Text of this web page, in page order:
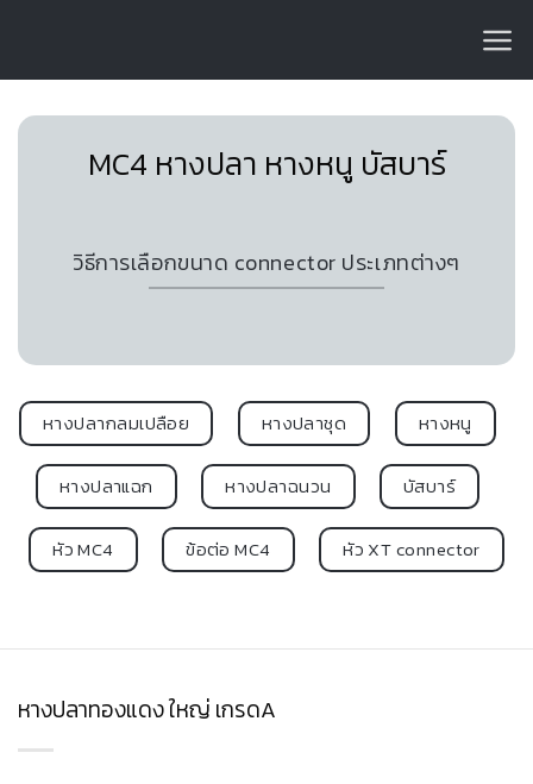
content
MC4 หางปลา หางหนู บัสบาร์
วิธีการเลือกขนาด connector ประเภทต่างๆ
หางปลากลมเปลือย หางปลาชุด หางหนู
หางปลาแฉก หางปลาฉนวน บัสบาร์
หัว MC4 ข้อต่อ MC4 หัว XT connector
หางปลาทองแดง ใหญ่ เกรดA